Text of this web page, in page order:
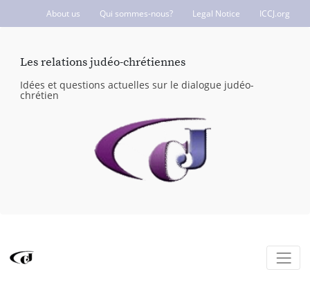
About us Qui sommes-nous? Legal Notice ICCJ.org
Les relations judéo-chrétiennes
Idées et questions actuelles sur le dialogue judéo-
chrétien